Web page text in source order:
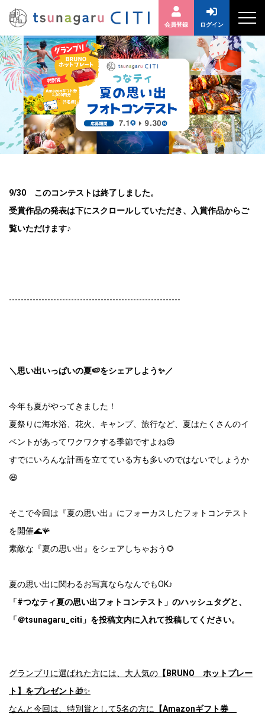
会員登録 ログイン
9/30 このコンテストは終了しました。
受賞作品の発表は下にスクロールしていただき、入賞作品からご
覧いただけます♪
----------------------------------------------------------
＼思い出いっぱいの夏🍉をシェアしよう✨／
今年も夏がやってきました！
夏祭りに海水浴、花火、キャンプ、旅行など、夏はたくさんのイ
ベントがあってワクワクする季節ですよね😍
すでにいろんな計画を立てている方も多いのではないでしょうか
😆
そこで今回は『夏の思い出』にフォーカスしたフォトコンテスト
を開催🌊🪸
素敵な『夏の思い出』をシェアしちゃおう🌻
夏の思い出に関わるお写真ならなんでもOK♪
「#つなティ夏の思い出フォトコンテスト」のハッシュタグと、
「＠tsunagaru_citi」を投稿文内に入れて投稿してください。
グランプリに選ばれた方には、大人気の 【BRUNO ホットプレー
ト】をプレゼント🎁✨
なんと今回は、特別賞として5名の方に
【Amazonギフト券